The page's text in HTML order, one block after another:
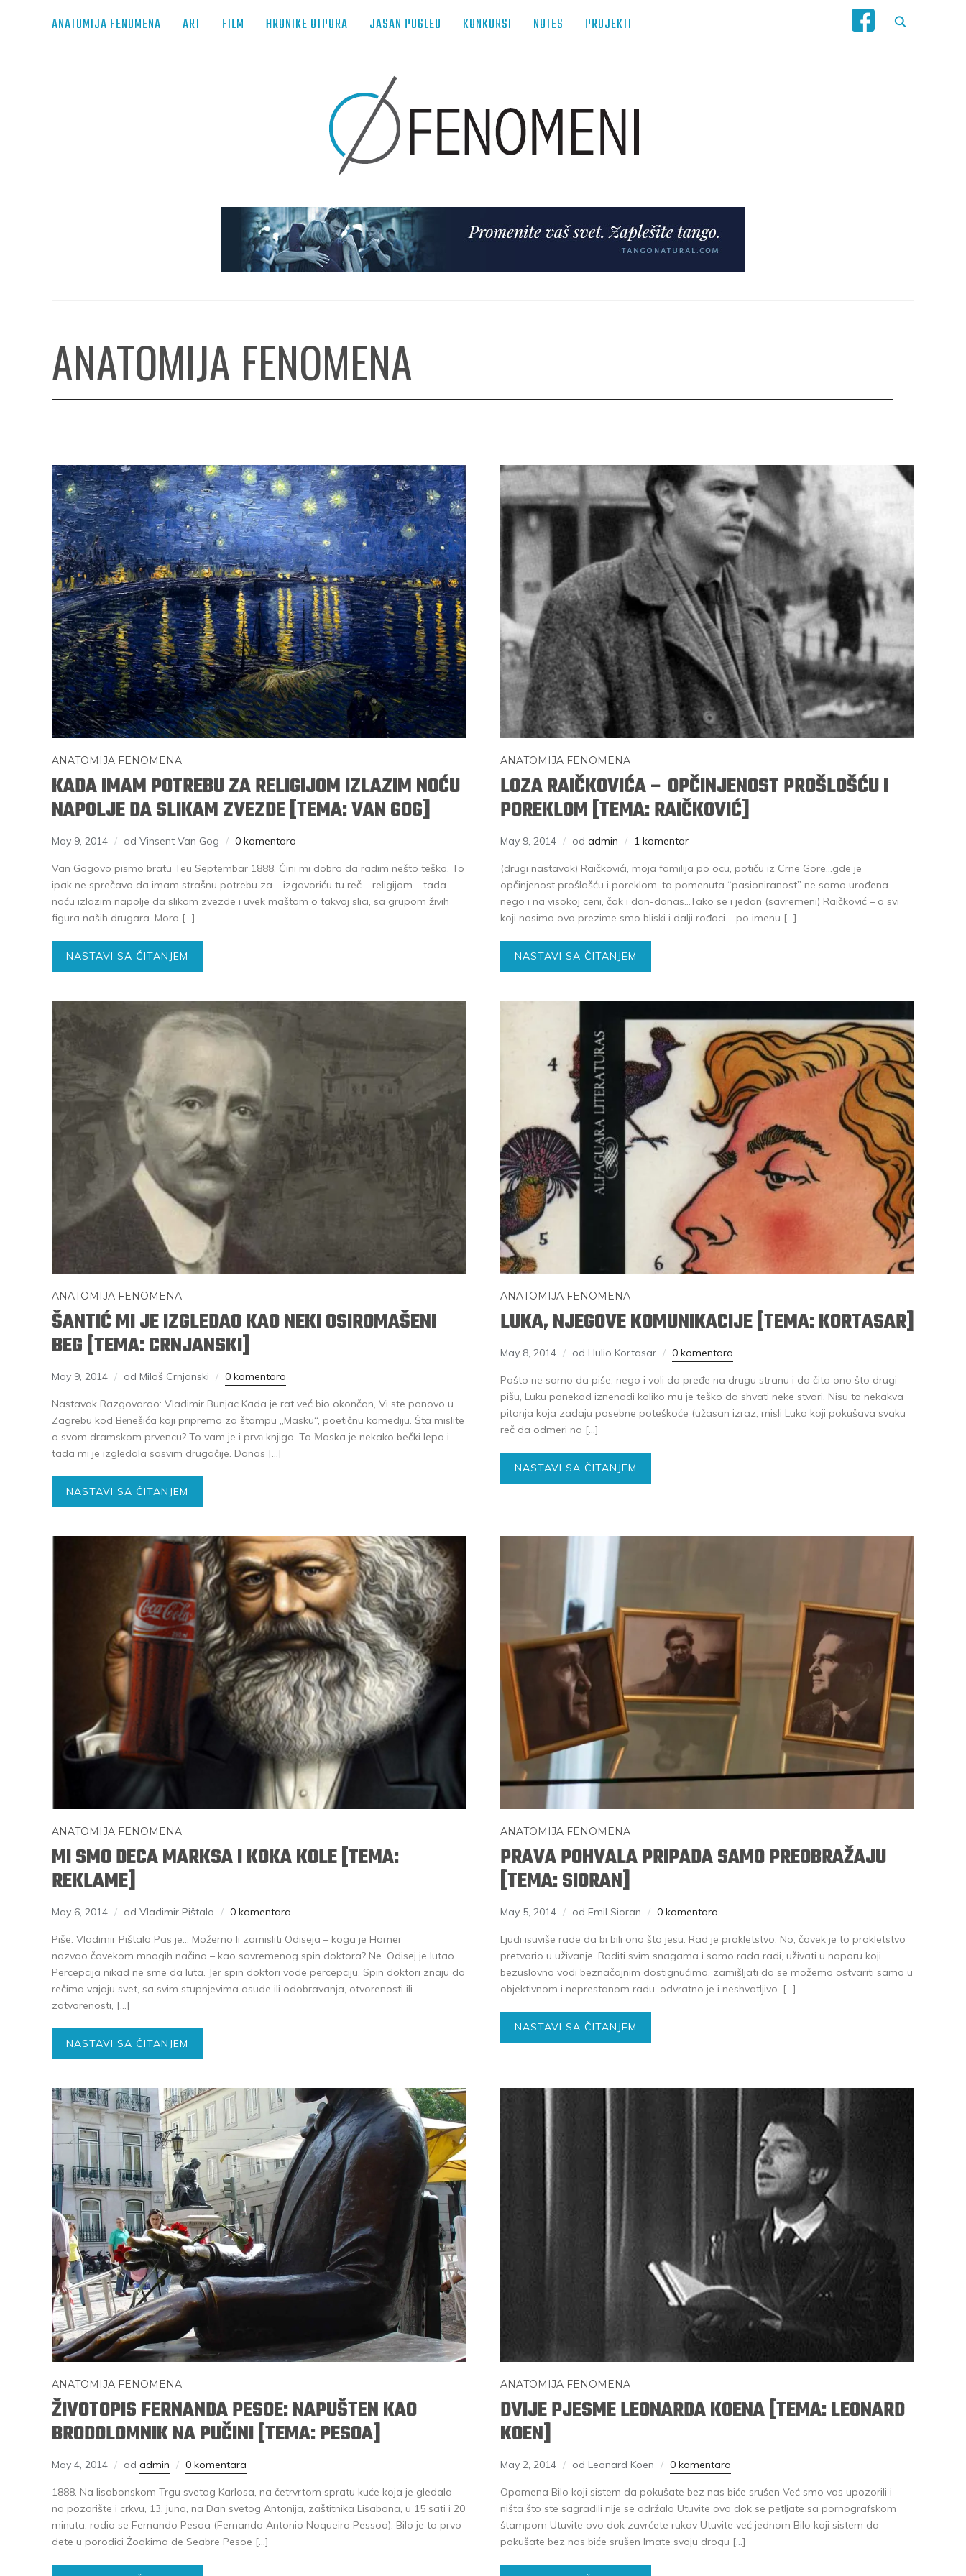
ANATOMIJA FENOMENA ART FILM HRONIKE OTPORA JASAN POGLED KONKURSI NOTES PROJEKTI
ANATOMIJA FENOMENA
ANATOMIJA FENOMENA
KADA IMAM POTREBU ZA RELIGIJOM IZLAZIM NOĆU
NAPOLJE DA SLIKAM ZVEZDE [TEMA: VAN GOG]
May 9, 2014 od Vinsent Van Gog 0 komentara
Van Gogovo pismo bratu Teu Septembar 1888. Čini mi dobro da radim nešto teško. To
ipak ne sprečava da imam strašnu potrebu za – izgovoriću tu reč – religijom – tada
noću izlazim napolje da slikam zvezde i uvek maštam o takvoj slici, sa grupom živih
figura naših drugara. Mora […]
NASTAVI SA ČITANJEM
ANATOMIJA FENOMENA
LOZA RAIČKOVIĆA – OPČINJENOST PROŠLOŠĆU I
POREKLOM [TEMA: RAIČKOVIĆ]
May 9, 2014 od admin 1 komentar
(drugi nastavak) Raičkovići, moja familija po ocu, potiču iz Crne Gore…gde je
opčinjenost prošlošću i poreklom, ta pomenuta “pasioniranost” ne samo urođena
nego i na visokoj ceni, čak i dan-danas…Tako se i jedan (savremeni) Raičković – a svi
koji nosimo ovo prezime smo bliski i dalji rođaci – po imenu […]
NASTAVI SA ČITANJEM
ANATOMIJA FENOMENA
ŠANTIĆ MI JE IZGLEDAO KAO NEKI OSIROMAŠENI
BEG [TEMA: CRNJANSKI]
May 9, 2014 od Miloš Crnjanski 0 komentara
Nastavak Razgovarao: Vladimir Bunjac Kada je rat već bio okončan, Vi ste ponovo u
Zagrebu kod Bеnešića koji priprema za štampu „Masku“, poetičnu komediju. Šta mislite
o svom dramskom prvencu? To vam je i prvа knjiga. Ta Мaska je nekako bečki lepa i
tada mi je izgledala sasvim drugačije. Danas […]
NASTAVI SA ČITANJEM
ANATOMIJA FENOMENA
LUKA, NJEGOVE KOMUNIKACIJE [TEMA: KORTASAR]
May 8, 2014 od Hulio Kortasar 0 komentara
Pošto ne samo da piše, nego i voli da pređe na drugu stranu i da čita ono što drugi
pišu, Luku ponekad iznenadi koliko mu je teško da shvati neke stvari. Nisu to nekakva
pitanja koja zadaju posebne poteškoće (užasan izraz, misli Luka koji pokušava svaku
reč da odmeri na […]
NASTAVI SA ČITANJEM
ANATOMIJA FENOMENA
MI SMO DECA MARKSA I KOKA KOLE [TEMA:
REKLAME]
May 6, 2014 od Vladimir Pištalo 0 komentara
Piše: Vladimir Pištalo Pas je… Možemo li zamisliti Odiseja – koga je Homer
nazvao čovekom mnogih načina – kao savremenog spin doktora? Ne. Odisej je lutao.
Percepcija nikad ne sme da luta. Jer spin doktori vode percepciju. Spin doktori znaju da
rečima vajaju svet, sa svim stupnjevima osude ili odobravanja, otvorenosti ili
zatvorenosti, […]
NASTAVI SA ČITANJEM
ANATOMIJA FENOMENA
PRAVA POHVALA PRIPADA SAMO PREOBRAŽAJU
[TEMA: SIORAN]
May 5, 2014 od Emil Sioran 0 komentara
Ljudi isuviše rade da bi bili ono što jesu. Rad je prokletstvo. No, čovek je to prokletstvo
pretvorio u uživanje. Raditi svim snagama i samo rada radi, uživati u naporu koji
bezuslovno vodi beznačajnim dostignućima, zamišljati da se možemo ostvariti samo u
objektivnom i neprestanom radu, odvratno je i neshvatljivo. […]
NASTAVI SA ČITANJEM
ANATOMIJA FENOMENA
ŽIVOTOPIS FERNANDA PESOE: NAPUŠTEN KAO
BRODOLOMNIK NA PUČINI [TEMA: PESOA]
May 4, 2014 od admin 0 komentara
1888. Na lisabonskom Trgu svetog Karlosa, na četrvrtom spratu kuće koja je gledala
na pozorište i crkvu, 13. juna, na Dan svetog Antonija, zaštitnika Lisabona, u 15 sati i 20
minuta, rodio se Fernando Pesoa (Fernando Antonio Noqueira Pessoa). Bilo je to prvo
dete u porodici Žoakima de Seabre Pesoe […]
ANATOMIJA FENOMENA
DVIJE PJESME LEONARDA KOENA [TEMA: LEONARD
KOEN]
May 2, 2014 od Leonard Koen 0 komentara
Opomena Bilo koji sistem da pokušate bez nas biće srušen Već smo vas upozorili i
ništa što ste sagradili nije se održalo Utuvite ovo dok se petljate sa pornografskom
štampom Utuvite ovo dok zavrćete rukav Utuvite već jednom Bilo koji sistem da
pokušate bez nas biće srušen Imate svoju drogu […]